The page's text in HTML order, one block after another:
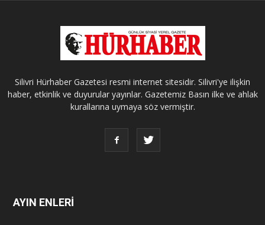
Silivri Hürhaber Gazetesi resmi internet sitesidir. Silivri'ye ilişkin
haber, etkinlik ve duyurular yayınlar. Gazetemiz Basın ilke ve ahlak
kurallarına uymaya söz vermiştir.
AYIN ENLERİ